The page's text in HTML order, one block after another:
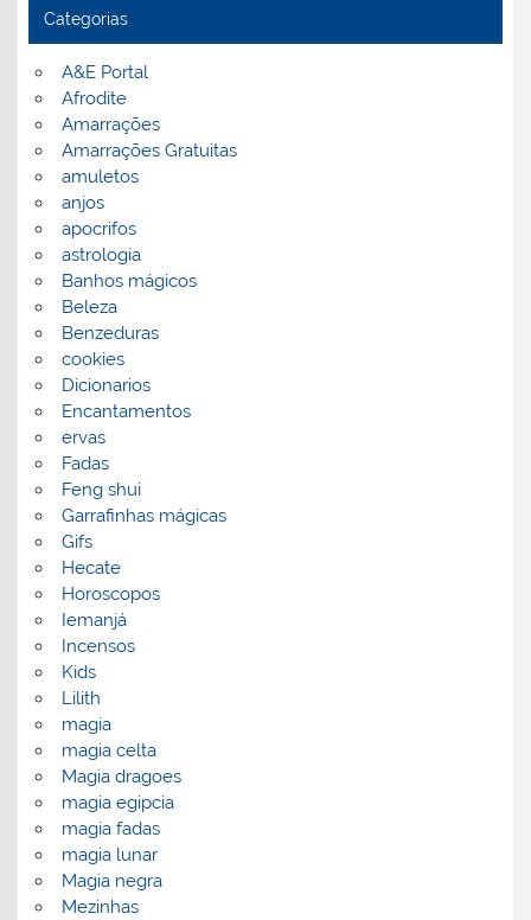
Categorias
A&E Portal
Afrodite
Amarrações
Amarrações Gratuitas
amuletos
anjos
apocrifos
astrologia
Banhos mágicos
Beleza
Benzeduras
cookies
Dicionarios
Encantamentos
ervas
Fadas
Feng shui
Garrafinhas mágicas
Gifs
Hecate
Horoscopos
Iemanjá
Incensos
Kids
Lilith
magia
magia celta
Magia dragoes
magia egipcia
magia fadas
magia lunar
Magia negra
Mezinhas